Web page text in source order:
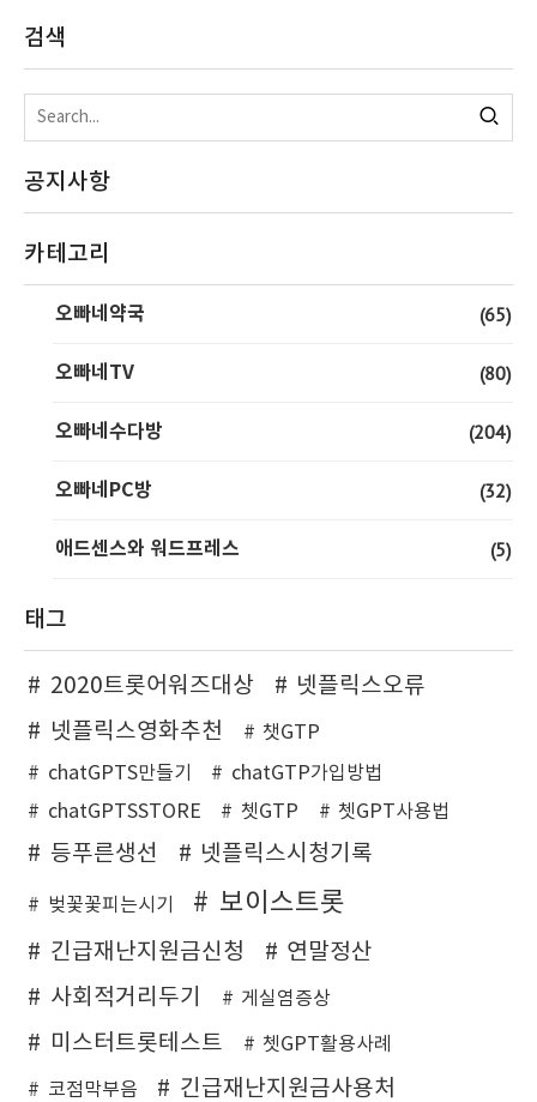
검색
공지사항
카테고리
오빠네약국 (65)
오빠네TV (80)
오빠네수다방 (204)
오빠네PC방 (32)
애드센스와 워드프레스 (5)
태그
2020트롯어워즈대상
넷플릭스오류
넷플릭스영화추천
챗GTP
chatGPTS만들기
chatGTP가입방법
chatGPTSSTORE
쳇GTP 쳇GPT사용법
등푸른생선 넷플릭스시청기록
벚꽃꽃피는시기 보이스트롯
긴급재난지원금신청
연말정산
사회적거리두기
게실염증상
미스터트롯테스트 쳇GPT활용사례
코점막부음 긴급재난지원금사용처